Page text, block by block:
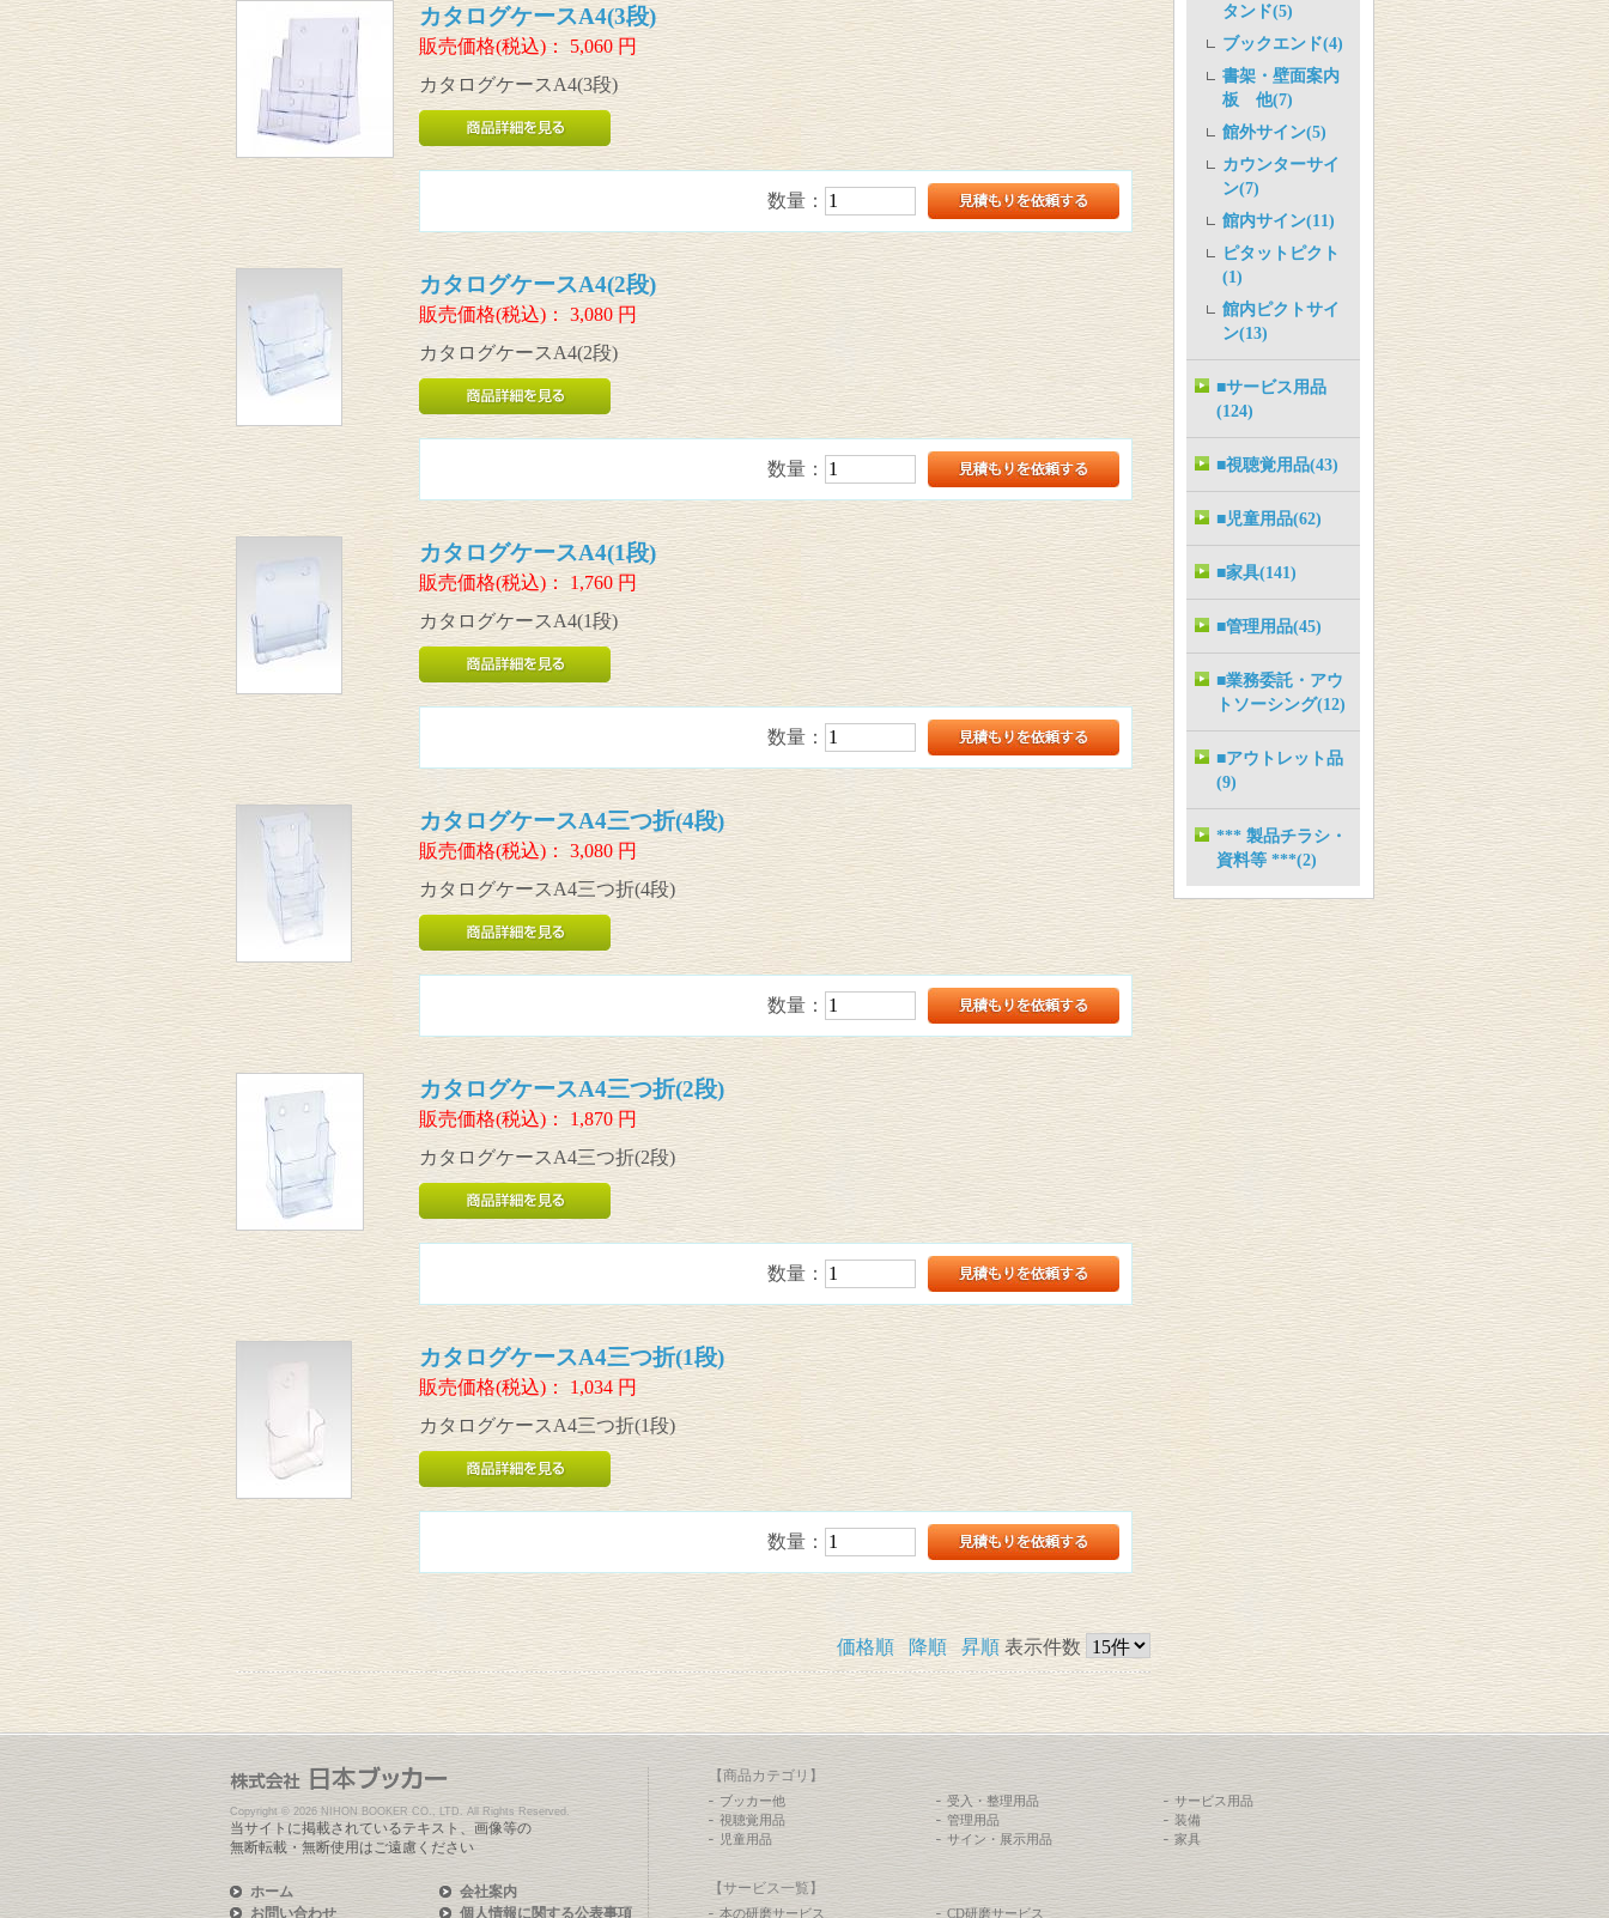
カタログケースA4(3段)
販売価格(税込)： 5,060円
カタログケースA4(3段)
数量：
カタログケースA4(2段)
販売価格(税込)： 3,080円
カタログケースA4(2段)
数量：
カタログケースA4(1段)
販売価格(税込)： 1,760円
カタログケースA4(1段)
数量：
カタログケースA4三つ折(4段)
販売価格(税込)： 3,080円
カタログケースA4三つ折(4段)
数量：
カタログケースA4三つ折(2段)
販売価格(税込)： 1,870円
カタログケースA4三つ折(2段)
数量：
カタログケースA4三つ折(1段)
販売価格(税込)： 1,034円
カタログケースA4三つ折(1段)
数量：
価格順 降順 昇順 表示件数
タンド(5)
ブックエンド(4)
書架・壁面案内
板 他(7)
館外サイン(5)
カウンターサイ
ン(7)
館内サイン(11)
ピタットピクト
(1)
館内ピクトサイ
ン(13)
■サービス用品
(124)
■視聴覚用品(43)
■児童用品(62)
■家具(141)
■管理用品(45)
■業務委託・アウ
トソーシング(12)
■アウトレット品
(9)
*** 製品チラシ・
資料等 ***(2)
Copyright © 2026 NIHON BOOKER CO., LTD. All Rights Reserved.
当サイトに掲載されているテキスト、画像等の
無断転載・無断使用はご遠慮ください
ホーム
お問い合わせ
会社案内
個人情報に関する公表事項
【商品カテゴリ】
ブッカー他
視聴覚用品
児童用品
受入・整理用品
管理用品
サイン・展示用品
サービス用品
装備
家具
【サービス一覧】
本の研磨サービス CD研磨サービス